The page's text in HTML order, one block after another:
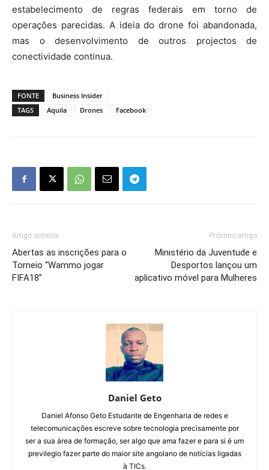
estabelecimento de regras federais em torno de
operações parecidas. A ideia do drone foi abandonada,
mas o desenvolvimento de outros projectos de
conectividade continua.
FONTE
Business Insider
TAGS
Aquila Drones Facebook
Artigo anterior
Abertas as inscrições para o
Torneio “Wammo jogar
FIFA18”
Próximo artigo
Ministério da Juventude e
Desportos lançou um
aplicativo móvel para Mulheres
Daniel Geto
Daniel Afonso Geto Estudante de Engenharia de redes e
telecomunicações escreve sobre tecnologia precisamente por
ser a sua área de formação, ser algo que ama fazer e para si é um
previlegio fazer parte do maior site angolano de notícias ligadas
à TICs.